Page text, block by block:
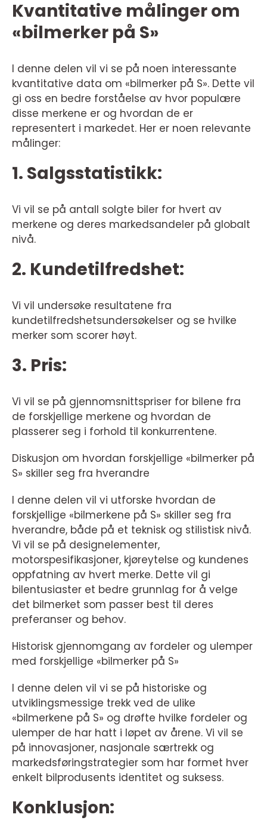
Kvantitative målinger om
«bilmerker på S»
I denne delen vil vi se på noen interessante
kvantitative data om «bilmerker på S». Dette vil
gi oss en bedre forståelse av hvor populære
disse merkene er og hvordan de er
representert i markedet. Her er noen relevante
målinger:
1. Salgsstatistikk:
Vi vil se på antall solgte biler for hvert av
merkene og deres markedsandeler på globalt
nivå.
2. Kundetilfredshet:
Vi vil undersøke resultatene fra
kundetilfredshetsundersøkelser og se hvilke
merker som scorer høyt.
3. Pris:
Vi vil se på gjennomsnittspriser for bilene fra
de forskjellige merkene og hvordan de
plasserer seg i forhold til konkurrentene.
Diskusjon om hvordan forskjellige «bilmerker på
S» skiller seg fra hverandre
I denne delen vil vi utforske hvordan de
forskjellige «bilmerkene på S» skiller seg fra
hverandre, både på et teknisk og stilistisk nivå.
Vi vil se på designelementer,
motorspesifikasjoner, kjøreytelse og kundenes
oppfatning av hvert merke. Dette vil gi
bilentusiaster et bedre grunnlag for å velge
det bilmerket som passer best til deres
preferanser og behov.
Historisk gjennomgang av fordeler og ulemper
med forskjellige «bilmerker på S»
I denne delen vil vi se på historiske og
utviklingsmessige trekk ved de ulike
«bilmerkene på S» og drøfte hvilke fordeler og
ulemper de har hatt i løpet av årene. Vi vil se
på innovasjoner, nasjonale særtrekk og
markedsføringstrategier som har formet hver
enkelt bilprodusents identitet og suksess.
Konklusjon: